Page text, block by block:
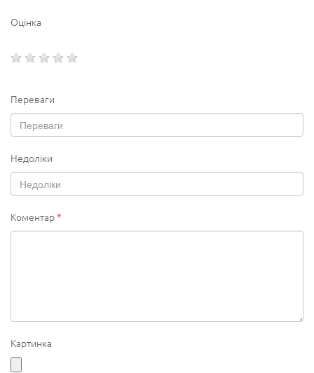
Оцінка
Переваги
Недоліки
Коментар*
Картинка